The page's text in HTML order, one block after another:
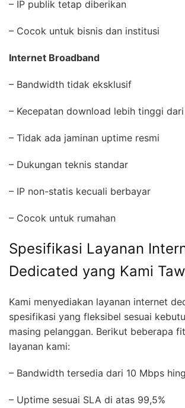
– IP publik tetap diberikan
– Cocok untuk bisnis dan institusi
Internet Broadband
– Bandwidth tidak eksklusif
– Kecepatan download lebih tinggi
– Tidak ada jaminan uptime resmi
– Dukungan teknis standar
– IP non-statis kecuali berbayar
– Cocok untuk rumahan
Spesifikasi Layanan
Dedicated yang Kami
Kami menyediakan layanan internet
spesifikasi yang fleksibel sesuai
masing pelanggan. Berikut beberapa
layanan kami:
– Bandwidth tersedia dari 10 Mbps
– Uptime sesuai SLA di atas 99,5%